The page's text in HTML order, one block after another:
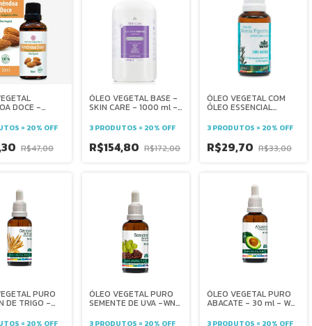
DOCE -
- = 20% OFF
R$47,00
ÓLEO VEGETAL BASE -
SKIN CARE - 1000 ml -
3 PRODUTOS = 20% OFF
R$154,80 R$172,00
ÓLEO VEGETAL COM
ÓLEO ESSENCIAL
PRONTO PARA PELE -
WNF -FRESCOR -
REVIGORANTE -
TENSÕES MUSCULARES
3 PRODUTOS = 20% OFF
R$29,70 R$33,00
PURO
DE TRIGO -
- crescimento
= 20% OFF
ÓLEO VEGETAL PURO
SEMENTE DE UVA -WNF
massagens -
3 PRODUTOS = 20% OFF
ÓLEO VEGETAL PURO
ABACATE - 30 ml - WNF
hidratação - nutrição -
3 PRODUTOS = 20% OFF